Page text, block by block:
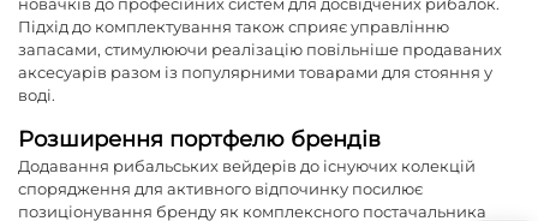
Підхід до комплектування також сприяє управлінню
запасами, стимулюючи реалізацію повільніше продаваних
аксесуарів разом із популярними товарами для стояння у
воді.
Розширення портфелю брендів
Додавання рибальських вейдерів до існуючих колекцій
спорядження для активного відпочинку посилює
позиціонування бренду як комплексного постачальника